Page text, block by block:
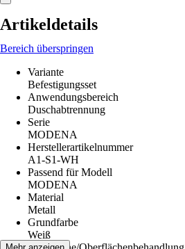
Artikeldetails
Bereich überspringen
Variante
Befestigungsset
Anwendungsbereich
Duschabtrennung
Serie
MODENA
Herstellerartikelnummer
A1-S1-WH
Passend für Modell
MODENA
Material
Metall
Grundfarbe
Weiß